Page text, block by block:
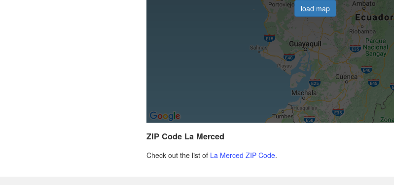
load map
ZIP Code La Merced
Check out the list of La Merced ZIP Code.